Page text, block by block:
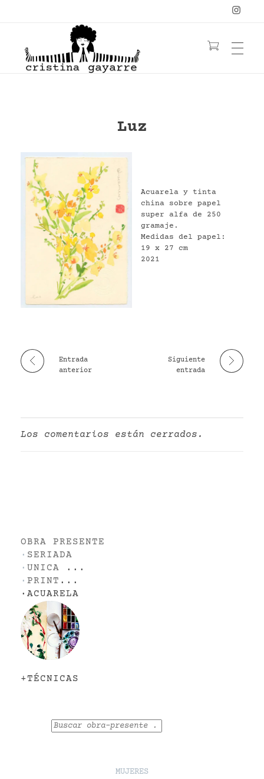
YANTRAS/MANDALAS
MUJERES
PELIRROJAS
NATURALEZA
FLORES
≡ TIENDA ≡
ACUARELA
CONTACTO
Luz
Acuarela y tinta
china sobre papel
super alfa de 250
gramaje.
Medidas del papel:
19 x 27 cm
2021
Entrada
anterior
Siguiente
entrada
Los comentarios están cerrados.
OBRA PRESENTE
· SERIADA
· UNICA ...
· PRINT ...
· ACUARELA
+TÉCNICAS
MUJERES